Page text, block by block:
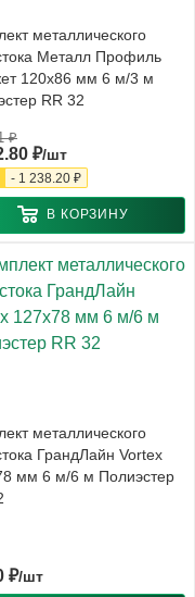
металлического
Металл Профиль
120x86 мм 6 м/3 м
RR 32
₽/шт
₽
- 1 238.20 ₽
В КОРЗИНУ
металлического
ГрандЛайн Vortex
мм 6 м/6 м Полиэстер
₽/шт